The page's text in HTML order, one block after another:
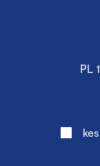
PL